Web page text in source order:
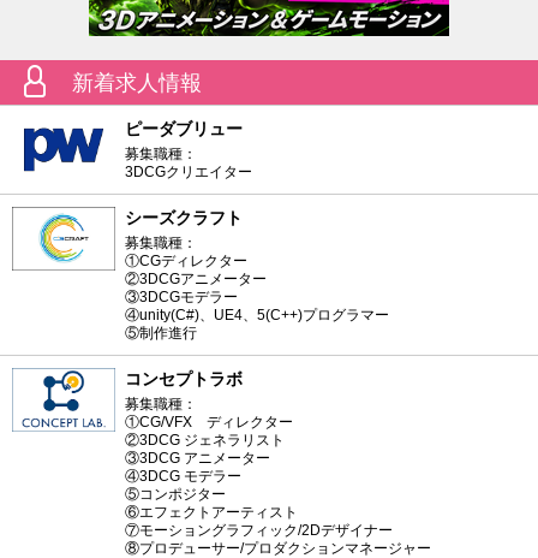
新着求人情報
ピーダブリュー
募集職種：
3DCGクリエイター
シーズクラフト
募集職種：
①CGディレクター
②3DCGアニメーター
③3DCGモデラー
④unity(C#)、UE4、5(C++)プログラマー
⑤制作進行
コンセプトラボ
募集職種：
①CG/VFX ディレクター
②3DCG ジェネラリスト
③3DCG アニメーター
④3DCG モデラー
⑤コンポジター
⑥エフェクトアーティスト
⑦モーショングラフィック/2Dデザイナー
⑧プロデューサー/プロダクションマネージャー